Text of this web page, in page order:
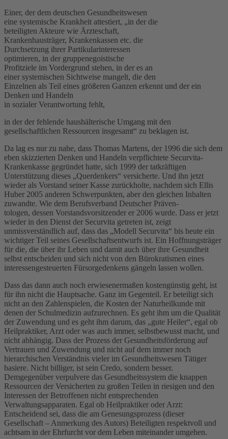
Einer, der dem deutschen Gesundheitswesen
eine systemische Krankheit attestiert, „in der die
beteiligten Akteure wie Ärzteschaft,
Krankenhausträger, Krankenkassen etc. die
Durchsetzung ihrer Partikularinteressen
optimieren, in der gruppenegoistische
Profitziele im Vordergrund stehen, in der es an
einer systemischen Sichtweise mangelt, die den
Einzelnen als Teil eines größeren Ganzen erkennt und der ein
Denken und Handeln
in sozialer Verantwortung fehlt,
in der der fehlende haushälterische Umgang mit den
gesellschaftlichen Ressourcen insgesamt“ zu beklagen ist.
Da lag es nur zu nahe, dass Thomas Martens, der 1996 die sich dem
eben skizzierten Denken und Handeln verpflichtete Securvita-
Krankenkasse gegründet hatte, sich 1999 der tatkräftigen
Unterstützung dieses „Querdenkers“ versicherte. Und ihn jetzt
wieder als Vorstand seiner Kasse zurückholte, nachdem sich Ellis
Huber 2005 anderen Schwerpunkten, aber den gleichen Inhalten
zuwandte. Wie dem Berufsverband Deutscher Präven-
tologen, dessen Vorstandsvorsitzender er 2006 wurde. Dass er jetzt
wieder in den Dienst der Securvita getreten ist, zeigt
unmissverständlich auf, dass das „Modell Securvita“ bis heute ein
wichtiger Teil seines Gesellschaftsentwurfs ist. Ein Hoffnungsträger
für die, die über ihr Leben und damit auch über ihre Gesundheit
selbst entscheiden und sich nicht von den Bürokratismen eines
interessengesteuerten Fürsorgedenkens gängeln lassen wollen.
Dass das dann auch noch erwiesenermaßen kostengünstig geht, ist
für ihn nicht die Hauptsache. Ganz im Gegenteil. Er beteiligt sich
nicht an den Zahlenspielen, die Kosten der Naturheilkunde mit
denen der Schulmedizin aufzurechnen. Es geht ihm um die Qualität
der Zuwendung und es geht ihm darum, das „gute Heiler“, egal ob
Heilpraktiker, Arzt oder was auch immer, selbstbewusst macht, und
nicht abhängig. Dass der Prozess der Gesundheitsförderung auf
Vertrauen und Zuwendung und nicht auf dem immer noch
hierarchischen Verständnis vieler im Gesundheitswesen Tätiger
basiere. Nicht billiger, ist sein Credo, sondern besser.
Demgegenüber verpulvere das Gesundheitssystem die knappen
Ressourcen der Versicherten zu großen Teilen in riesigen und den
Interessen der Betroffenen nicht entsprechenden
Verwaltungsapparaten. Egal ob Heilpraktiker oder Arzt:
Entscheidend sei, dass die am Genesungsprozess (dieser
Gesellschaft – Anmerkung des Autors) Beteiligten respektvoll und
achtsam in der Ehrfurcht vor dem Leben miteinander umgehen.